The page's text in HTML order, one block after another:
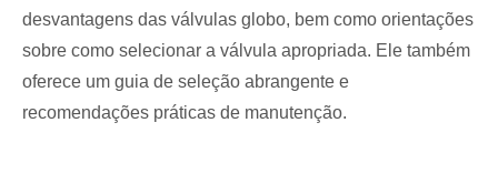
desvantagens das válvulas globo, bem como orientações
sobre como selecionar a válvula apropriada. Ele também
oferece um guia de seleção abrangente e
recomendações práticas de manutenção.